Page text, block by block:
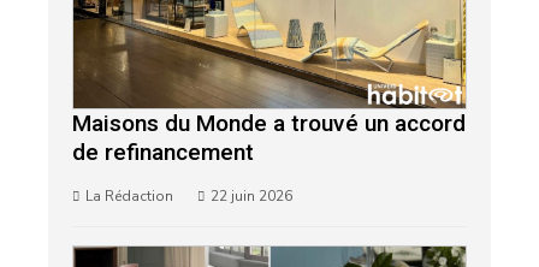
Maisons du Monde a trouvé un accord
de refinancement
La Rédaction 22 juin 2026